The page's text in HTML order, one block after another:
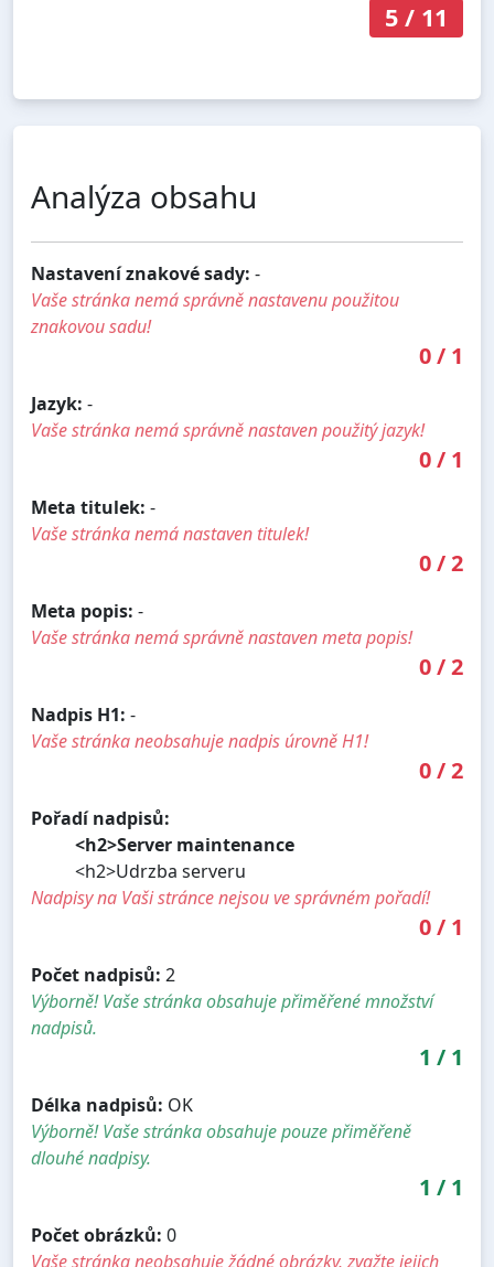
5/ 11
Analýza obsahu
Nastavení znakové sady: -
Vaše stránka nemá správně nastavenu použitou
znakovou sadu!
0/ 1
Jazyk: -
Vaše stránka nemá správně nastaven použitý jazyk!
0/ 1
Meta titulek: -
Vaše stránka nemá nastaven titulek!
0/2
Meta popis: -
Vaše stránka nemá správně nastaven meta popis!
0/2
Nadpis H1: -
Vaše stránka neobsahuje nadpis úrovně H1!
0/2
Pořadí nadpisů:
<h2>Server maintenance
<h2>Udrzba serveru
Nadpisy na Vaši stránce nejsou ve správném pořadí!
0/ 1
Počet nadpisů: 2
Výborně! Vaše stránka obsahuje přiměřené množství
nadpisů.
1 / 1
Délka nadpisů: OK
Výborně! Vaše stránka obsahuje pouze přiměřeně
dlouhé nadpisy.
1 / 1
Počet obrázků: 0
Vaše stránka neobsahuje žádné obrázky, zvažte jejich